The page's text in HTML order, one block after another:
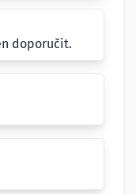
doporučit.